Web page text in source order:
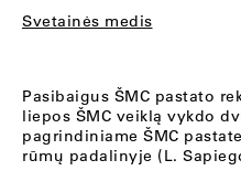
Svetainės medis
Pasibaigus ŠMC pastato
liepos ŠMC veiklą vykdo
pagrindiniame ŠMC
rūmų padalinyje (L.